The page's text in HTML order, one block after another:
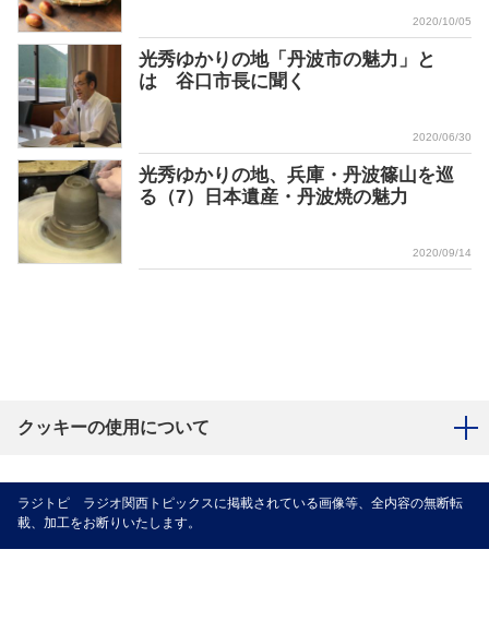
2020/10/05
光秀ゆかりの地「丹波市の魅力」と
は 谷口市長に聞く
2020/06/30
光秀ゆかりの地、兵庫・丹波篠⼭を巡
る（7）日本遺産・丹波焼の魅力
2020/09/14
クッキーの使用について
ラジトピ ラジオ関西トピックスに掲載されている画像等、全内容の無断転
載、加工をお断りいたします。